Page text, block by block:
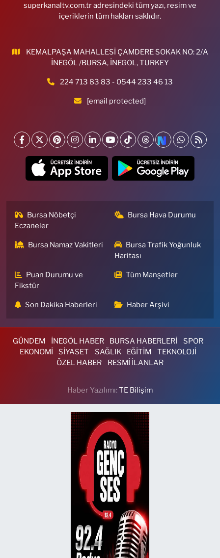
superkanaltv.com.tr adresindeki tüm yazı, resim ve
içeriklerin tüm hakları saklıdır.
KEMALPAŞA MAHALLESİ ÇAMDERE SOKAK NO: 2/A
İNEGÖL /BURSA, İNEGOL, TURKEY
224 713 83 83 - 0544 233 46 13
[email protected]
Bursa Nöbetçi
Eczaneler
Bursa Hava Durumu
Bursa Namaz Vakitleri
Bursa Trafik Yoğunluk
Haritası
Puan Durumu ve
Fikstür
Tüm Manşetler
Son Dakika Haberleri Haber Arşivi
GÜNDEM İNEGÖL HABER BURSA HABERLERİ
SPOR
EKONOMİ
SİYASET SAĞLIK EĞİTİM
TEKNOLOJİ
ÖZEL HABER
RESMİ İLANLAR
Haber Yazılımı:TE Bilişim